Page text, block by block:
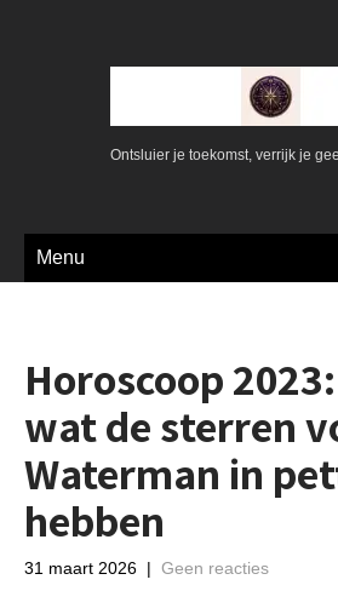
Ontsluier je toekomst, verrijk je
Menu
Horoscoop
wat de sterren
Waterman in
hebben
31 maart 2026 | Geen reacties